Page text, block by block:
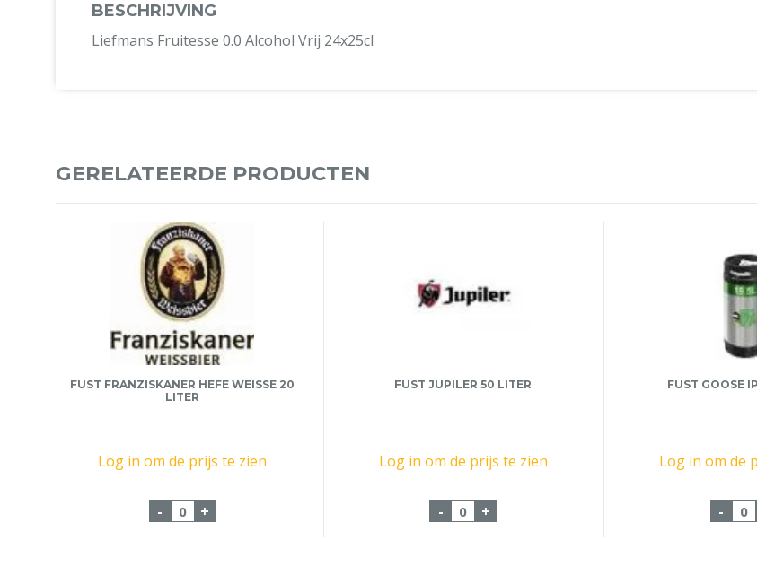
BESCHRIJVING
Liefmans Fruitesse 0.0 Alcohol Vrij 24x25cl
GERELATEERDE PRODUCTEN
FUST FRANZISKANER HEFE WEISSE 20
LITER
Log in om de prijs te zien
- Fust Franziskaner Hefe Weisse 20 liter aantal
+
FUST JUPILER 50 LITER
Log in om de prijs te zien
- Fust Jupiler 50 Liter aantal
+
FUST GOOSE
Log in om de
-